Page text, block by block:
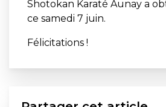
Shotokan Karaté Aunay a
ce samedi 7 juin.
Félicitations !